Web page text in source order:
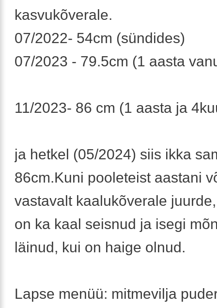
kasvukõverale.
07/2022- 54cm (sündides)
07/2023 - 79.5cm (1 aasta
11/2023- 86 cm (1 aasta ja
ja hetkel (05/2024) siis ikka
86cm.Kuni pooleteist aastani
vastavalt kaalukõverale
on ka kaal seisnud ja isegi
läinud, kui on haige olnud.
Lapse menüü: mitmevilja